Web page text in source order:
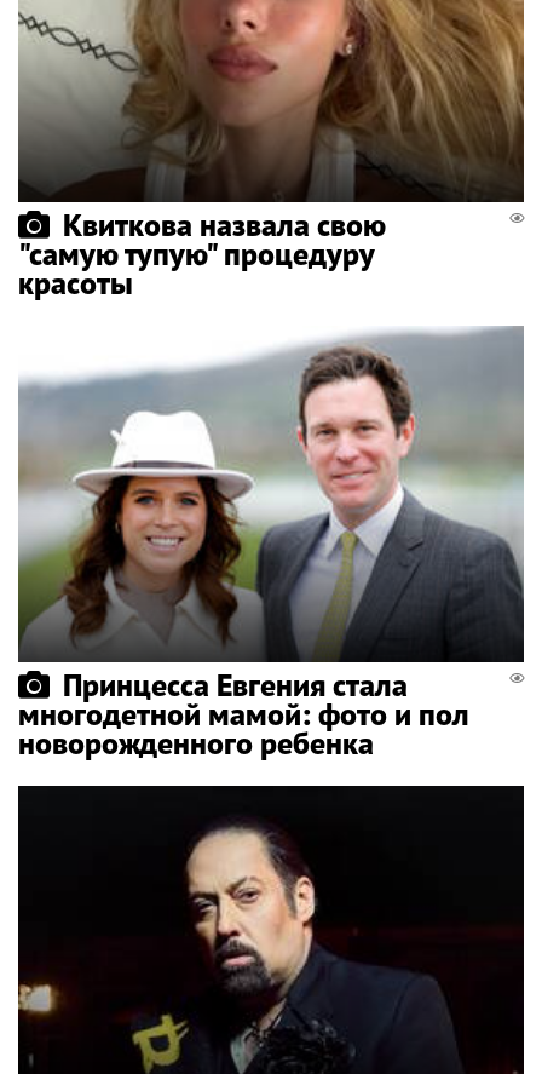
Квиткова назвала свою
"самую тупую" процедуру
красоты
Принцесса Евгения стала
многодетной мамой: фото и пол
новорожденного ребенка